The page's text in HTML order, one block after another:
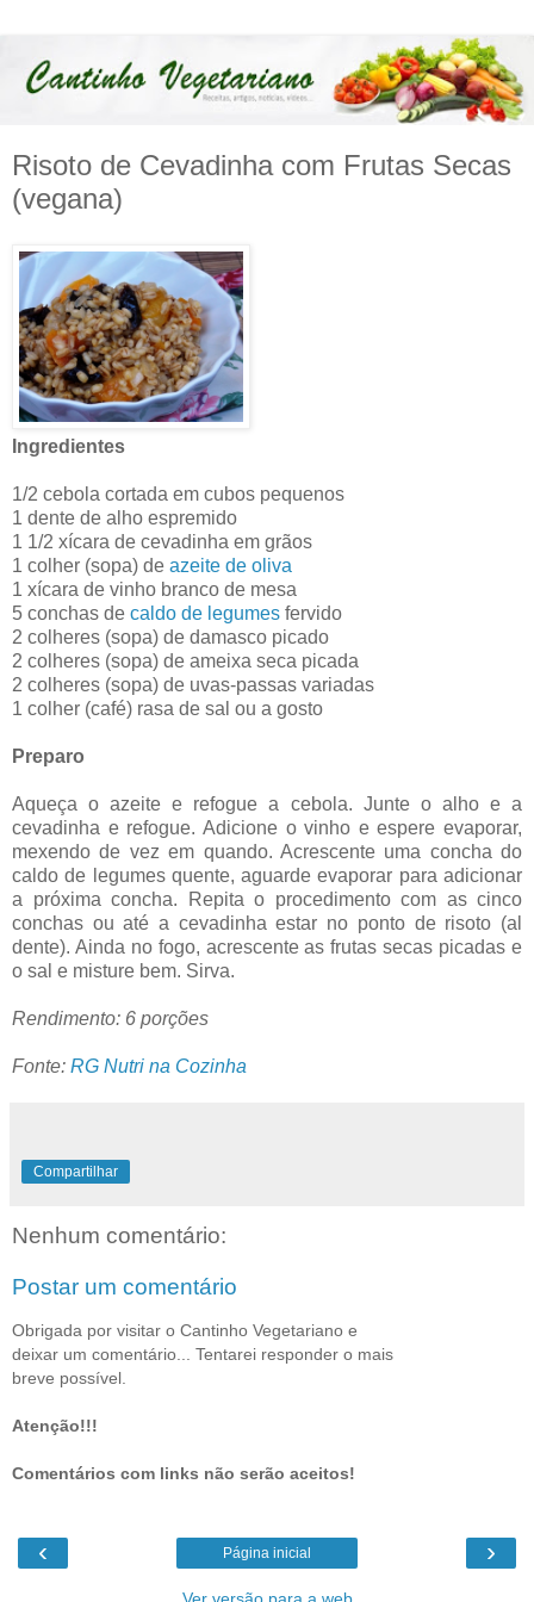
Risoto de Cevadinha com Frutas Secas
(vegana)
Ingredientes
1/2 cebola cortada em cubos pequenos
1 dente de alho espremido
1 1/2 xícara de cevadinha em grãos
1 colher (sopa) de azeite de oliva
1 xícara de vinho branco de mesa
5 conchas de caldo de legumes fervido
2 colheres (sopa) de damasco picado
2 colheres (sopa) de ameixa seca picada
2 colheres (sopa) de uvas-passas variadas
1 colher (café) rasa de sal ou a gosto
Preparo
Aqueça o azeite e refogue a cebola. Junte o alho e a
cevadinha e refogue. Adicione o vinho e espere evaporar,
mexendo de vez em quando. Acrescente uma concha do
caldo de legumes quente, aguarde evaporar para adicionar
a próxima concha. Repita o procedimento com as cinco
conchas ou até a cevadinha estar no ponto de risoto (al
dente). Ainda no fogo, acrescente as frutas secas picadas e
o sal e misture bem. Sirva.
Rendimento: 6 porções
Fonte: RG Nutri na Cozinha
Compartilhar
Nenhum comentário:
Postar um comentário
Obrigada por visitar o Cantinho Vegetariano e
deixar um comentário... Tentarei responder o mais
breve possível.
Atenção!!!
Comentários com links não serão aceitos!
‹ ›
Página inicial